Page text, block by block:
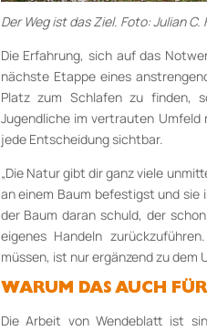
Der Weg ist das Ziel. Foto: Julian C.
Die Erfahrung, sich auf das
nächste Etappe eines
Platz zum Schlafen zu finden,
Jugendliche im vertrauten
jede Entscheidung sichtbar.
„Die Natur gibt dir ganz viele
an einem Baum befestigst und
der Baum daran schuld, der
eigenes Handeln
müssen, ist nur ergänzend zu dem
WARUM DAS AUCH
Die Arbeit von Wendeblatt ist